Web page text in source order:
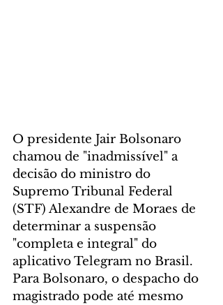
O presidente Jair Bolsonaro
chamou de "inadmissível" a
decisão do ministro do
Supremo Tribunal Federal
(STF) Alexandre de Moraes de
determinar a suspensão
"completa e integral" do
aplicativo Telegram no Brasil.
Para Bolsonaro, o despacho do
magistrado pode até mesmo